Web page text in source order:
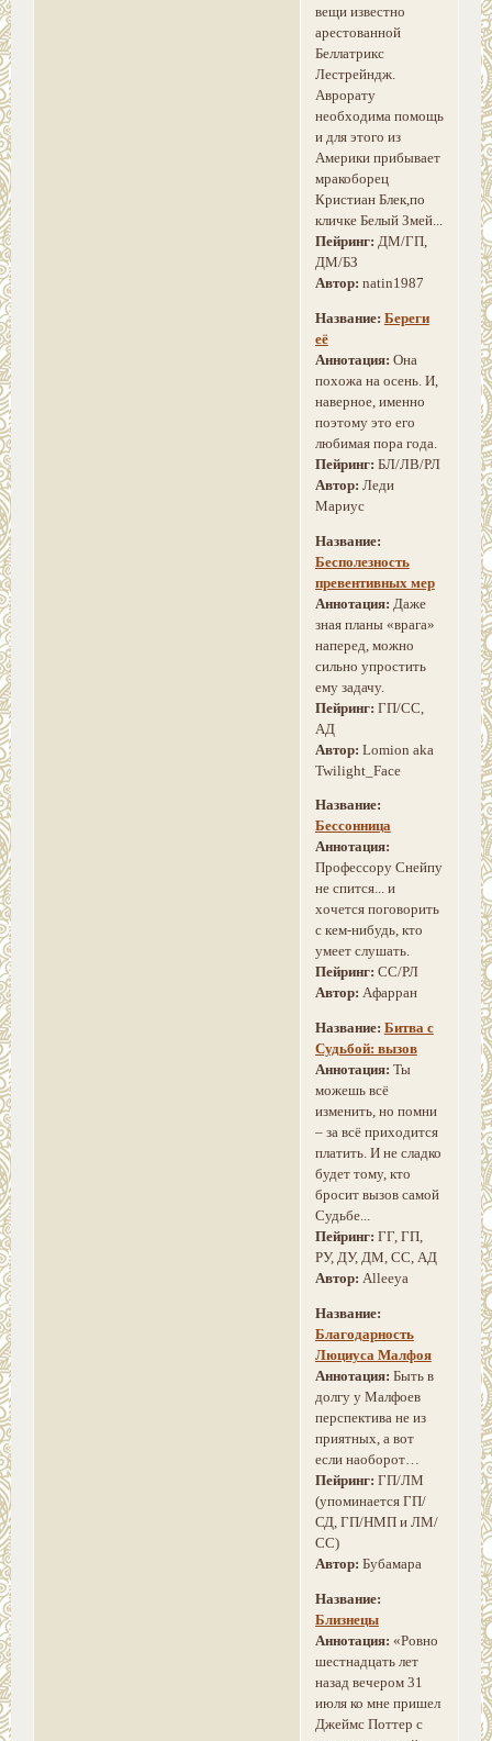
вещи известно
арестованной
Беллатрикс
Лестрейндж.
Аврорату
необходима помощь
и для этого из
Америки прибывает
мракоборец
Кристиан Блек,по
кличке Белый Змей...
Пейринг: ДМ/ГП,
ДМ/БЗ
Автор: natin1987
Название: Береги
её
Аннотация: Она
похожа на осень. И,
наверное, именно
поэтому это его
любимая пора года.
Пейринг: БЛ/ЛВ/РЛ
Автор: Леди
Мариус
Название:
Бесполезность
превентивных мер
Аннотация: Даже
зная планы «врага»
наперед, можно
сильно упростить
ему задачу.
Пейринг: ГП/СС,
АД
Автор: Lomion aka
Twilight_Face
Название:
Бессонница
Аннотация:
Профессору Снейпу
не спится... и
хочется поговорить
с кем-нибудь, кто
умеет слушать.
Пейринг: СС/РЛ
Автор: Афарран
Название: Битва с
Судьбой: вызов
Аннотация: Ты
можешь всё
изменить, но помни
– за всё приходится
платить. И не сладко
будет тому, кто
бросит вызов самой
Судьбе...
Пейринг: ГГ, ГП,
РУ, ДУ, ДМ, СС, АД
Автор: Alleeya
Название:
Благодарность
Люциуса Малфоя
Аннотация: Быть в
долгу у Малфоев
перспектива не из
приятных, а вот
если наоборот…
Пейринг: ГП/ЛМ
(упоминается ГП/
СД, ГП/НМП и ЛМ/
СС)
Автор: Бубамара
Название:
Близнецы
Аннотация: «Ровно
шестнадцать лет
назад вечером 31
июля ко мне пришел
Джеймс Поттер с